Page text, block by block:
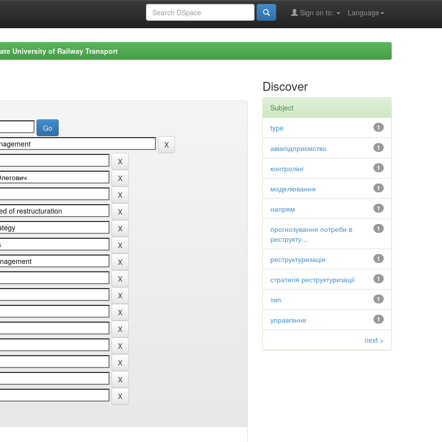
Language
Sign on to:
University of Railway Transport
Discover
Subject
1
type
1
авіапідприємство
1
контролінг
1
моделювання
1
напрям
1
прогнозування потреби в
реструкту...
1
реструктуризація
1
стратегія реструктуризації
1
тип
1
управління
next >